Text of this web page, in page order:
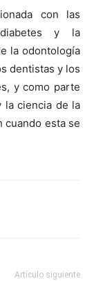
con las
diabetes y la
la odontología
dentistas y los
y como parte
la ciencia de la
cuando esta se
Artículo siguiente